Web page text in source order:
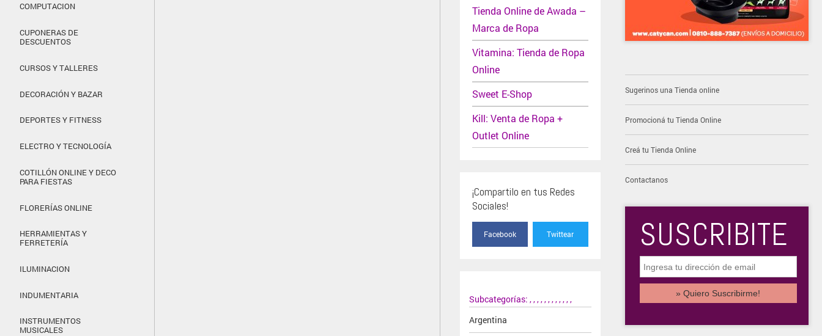
COMPUTACION
CUPONERAS DE
DESCUENTOS
CURSOS Y TALLERES
DECORACIÓN Y BAZAR
DEPORTES Y FITNESS
ELECTRO Y TECNOLOGÍA
COTILLÓN ONLINE Y DECO
PARA FIESTAS
FLORERÍAS ONLINE
HERRAMIENTAS Y
FERRETERÍA
ILUMINACION
INDUMENTARIA
INSTRUMENTOS
MUSICALES
Tienda Online de Awada –
Marca de Ropa
Vitamina: Tienda de Ropa
Online
Sweet E-Shop
Kill: Venta de Ropa +
Outlet Online
¡Compartilo en tus Redes
Sociales!
Facebook Twittear
Subcategorías:
Argentina
,,,,,,,,,,,,
Sugerinos una Tienda online
Promocioná tu Tienda Online
Creá tu Tienda Online
Contactanos
SUSCRIBITE